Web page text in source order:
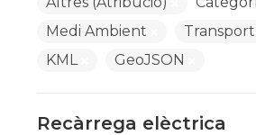
Medi Ambient
Transport
KML
GeoJSON
Recàrrega elèctrica